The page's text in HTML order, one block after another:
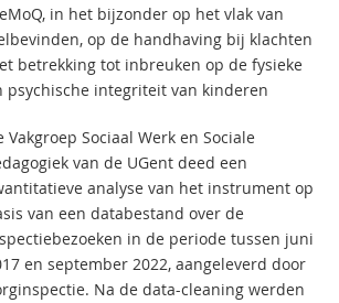
in het bijzonder op het vlak van
op de handhaving bij klachten
betrekking tot inbreuken op de fysieke
psychische integriteit van kinderen
Vakgroep Sociaal Werk en Sociale
van de UGent deed een
analyse van het instrument op
van een databestand over de
in de periode tussen juni
en september 2022, aangeleverd door
Na de data-cleaning werden